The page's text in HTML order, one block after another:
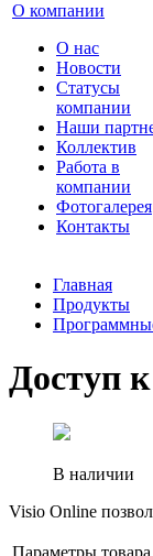
О компании
О нас
Новости
Cтатусы
компании
Наши
Коллектив
Работа в
компании
Фотогалерея
Контакты
Главная
Продукты
Доступ
В наличии
Visio Online
Параметры товара